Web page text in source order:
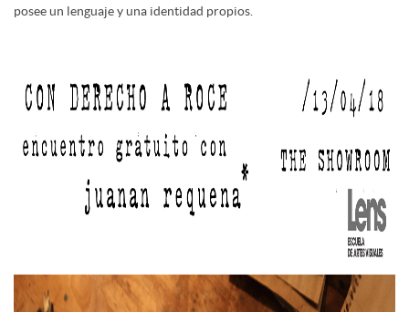
posee un lenguaje y una identidad propios.